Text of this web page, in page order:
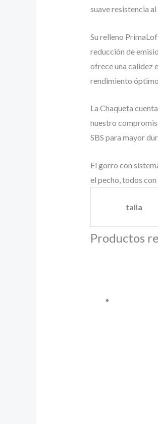
suave resistencia al
Su relleno
reducción de
ofrece una calidez
rendimiento
La Chaqueta
nuestro
SBS para mayor
El gorro con
el pecho, todos
talla
Productos